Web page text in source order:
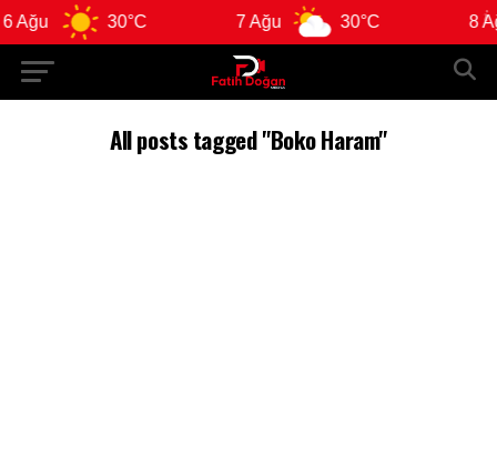
30°C 7 Ağu 30°C 8 Ağu
All posts tagged "Boko Haram"